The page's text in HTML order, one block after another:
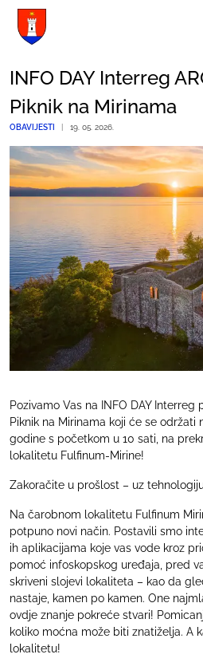
INFO DAY Interreg
Piknik na Mirinama
OBAVIJESTI | 19. 05. 2026.
Pozivamo Vas na INFO DAY Interreg
Piknik na Mirinama koji će se održati
godine s početkom u 10 sati, na
lokalitetu Fulfinum-Mirine!
Zakoračite u prošlost – uz
Na čarobnom lokalitetu Fulfinum
potpuno novi način. Postavili smo
ih aplikacijama koje vas vode kroz
pomoć infoskopskog uređaja, pred
skriveni slojevi lokaliteta – kao da
nastaje, kamen po kamen. One
ovdje znanje pokreće stvari!
koliko moćna može biti znatiželja. A
lokalitetu!